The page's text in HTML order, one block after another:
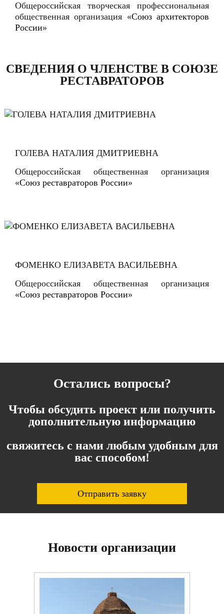
Общероссийская творческая профессиональная
общественная организация «Союз архитекторов
России»
СВЕДЕНИЯ О ЧЛЕНСТВЕ В СОЮЗЕ
РЕСТАВРАТОРОВ
ГОЛЕВА НАТАЛИЯ ДМИТРИЕВНА
Общероссийская общественная организация
«Союз реставраторов России»
ФОМЕНКО ЕЛИЗАВЕТА ВАСИЛЬЕВНА
Общероссийская общественная организация
«Союз реставраторов России»
Остались вопросы?
Чтобы обсудить проект или получить
дополнительную информацию
свяжитесь с нами любым удобным для
вас способом!
Отправить заявку
Новости организации